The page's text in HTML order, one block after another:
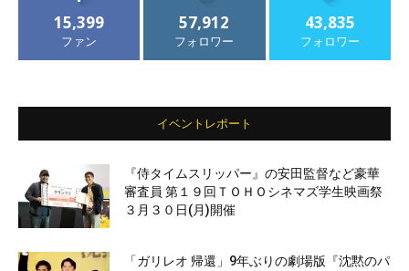
15,399
ファン
57,912
フォロワー
43,835
フォロワー
イベントレポート
『侍タイムスリッパー』の安田監督など豪華
審査員 第１９回ＴＯＨＯシネマズ学生映画祭
３月３０日(月)開催
「ガリレオ 帰還」9年ぶりの劇場版『沈黙のパ